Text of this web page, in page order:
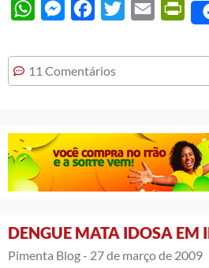
WhatsAppMessengerFacebook
Twitter Email
11 Comentários
DENGUE MATA IDOSA EM
Pimenta Blog - 27 de março de 2009